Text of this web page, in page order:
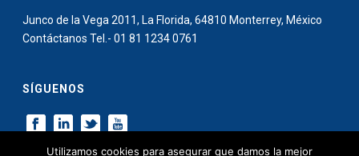
Junco de la Vega 2011, La Florida, 64810 Monterrey, México
Contáctanos Tel.- 01 81 1234 0761
SÍGUENOS
Utilizamos cookies para asegurar que damos la mejor